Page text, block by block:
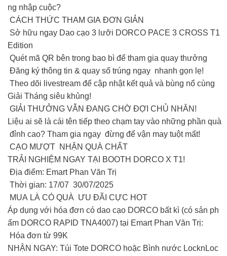
ng nhập cuộc?
CÁCH THỨC THAM GIA ĐƠN GIẢN
Sở hữu ngay Dao cạo 3 lưỡi DORCO PACE 3 CROSS T1
Edition
Quét mã QR bên trong bao bì để tham gia quay thưởng
Đăng ký thông tin & quay số trúng ngay nhanh gọn lẹ!
Theo dõi livestream để cập nhật kết quả và bùng nổ cùng
Giải Tháng siêu khủng!
GIẢI THƯỞNG VẪN ĐANG CHỜ ĐỢI CHỦ NHÂN!
Liệu ai sẽ là cái tên tiếp theo chạm tay vào những phần quà
đỉnh cao? Tham gia ngay đừng để vận may tuột mất!
CẠO MƯỢT NHẬN QUÀ CHẤT
TRẢI NGHIỆM NGAY TẠI BOOTH DORCO X T1!
Địa điểm: Emart Phan Văn Trị
Thời gian: 17/07 30/07/2025
MUA LÀ CÓ QUÀ ƯU ĐÃI CỰC HOT
Áp dụng với hóa đơn có dao cạo DORCO bất kì (có sản ph
ẩm DORCO RAPID TNA4007) tại Emart Phan Văn Trị:
Hóa đơn từ 99K
NHẬN NGAY: Túi Tote DORCO hoặc Bình nước LocknLoc